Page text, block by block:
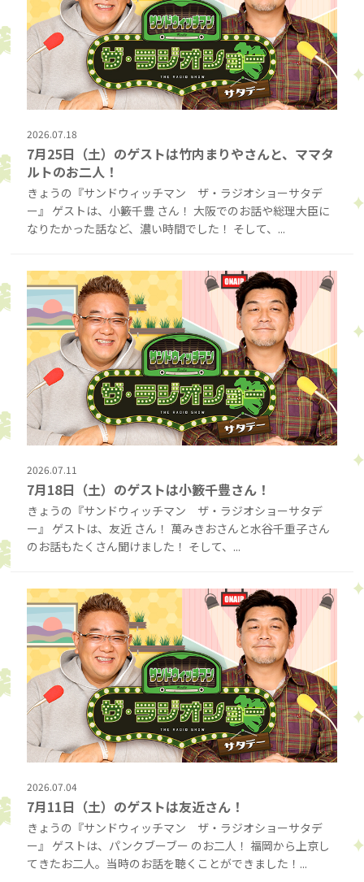
2026.07.18
7月25日（土）のゲストは竹内まりやさんと、ママタ
ルトのお二人！
きょうの『サンドウィッチマン ザ・ラジオショーサタデ
ー』 ゲストは、小籔千豊 さん！ 大阪でのお話や総理大臣に
なりたかった話など、濃い時間でした！ そして、...
2026.07.11
7月18日（土）のゲストは小籔千豊さん！
きょうの『サンドウィッチマン ザ・ラジオショーサタデ
ー』 ゲストは、友近 さん！ 萬みきおさんと水谷千重子さん
のお話もたくさん聞けました！ そして、...
2026.07.04
7月11日（土）のゲストは友近さん！
きょうの『サンドウィッチマン ザ・ラジオショーサタデ
ー』 ゲストは、パンクブーブー のお二人！ 福岡から上京し
てきたお二人。当時のお話を聴くことができました！...